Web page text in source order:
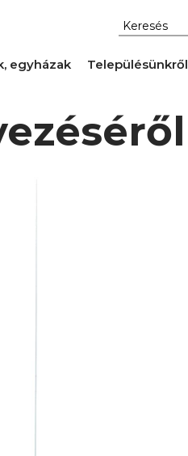
egyházak Településünkről